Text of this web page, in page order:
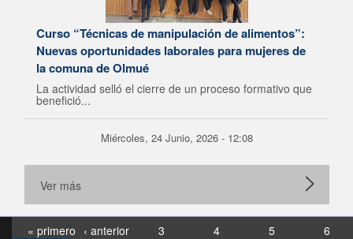
Curso “Técnicas de manipulación de alimentos”:
Nuevas oportunidades laborales para mujeres de
la comuna de Olmué
La actividad selló el cierre de un proceso formativo que
benefició...
Miércoles, 24 Junio, 2026 - 12:08
Ver más
« primero ‹ anterior 3 4 5
6